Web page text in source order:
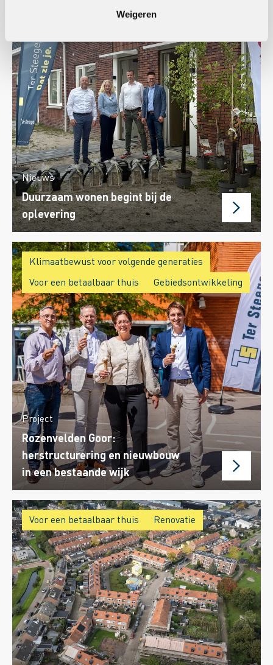
Weigeren
Nieuws
Duurzaam wonen begint bij de
oplevering
Project
Rozenvelden Goor:
herstructurering en nieuwbouw
in een bestaande wijk
Klimaatbewust voor volgende generaties
Voor een betaalbaar thuis
Gebiedsontwikkeling
Voor een betaalbaar thuis Renovatie